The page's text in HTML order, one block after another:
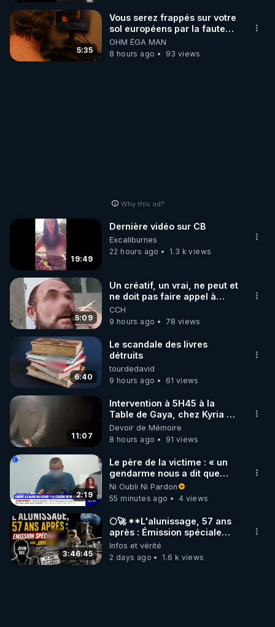
5:35
Vous serez frappés sur votre
sol européens par la faute
des dirigeants qui s'en
mettent dans le nez
OHM ÉGA MAN
8 hours ago
93 views
Why this ad?
19:49
Dernière vidéo sur CB
Excaliburnes
22 hours ago
1.3 k views
5:09
Un créatif, un vrai, ne peut et
ne doit pas faire appel à
l'intelligence artificielle
CCH
9 hours ago
78 views
6:40
Le scandale des livres
détruits
tourdedavid
9 hours ago
61 views
11:07
Intervention à 5H45 à la
Table de Gaya, chez Kyria et
Manu. 6/08/2026 PARTAGEZ
!
Devoir de Mémoire
8 hours ago
91 views
2:19
Le père de la victime : « un
gendarme nous a dit que
c'était une libération
anticipée Covid-19 »
Ni Oubli Ni Pardon
55 minutes ago
4 views
3:46:45
🌕🚀 **L'alunissage, 57 ans
après : Émission spéciale
avec John Doe !** 👨 🚀✨
Infos et vérité
2 days ago
1.6 k views